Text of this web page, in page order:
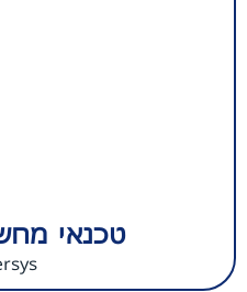
טכנאי